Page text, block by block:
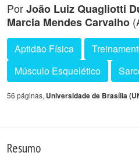
PorJoão Luiz Quagliotti
Marcia Mendes Carvalho
Aptidão Física
Músculo Esquelético
56 páginas, Universidade de Brasília
Resumo